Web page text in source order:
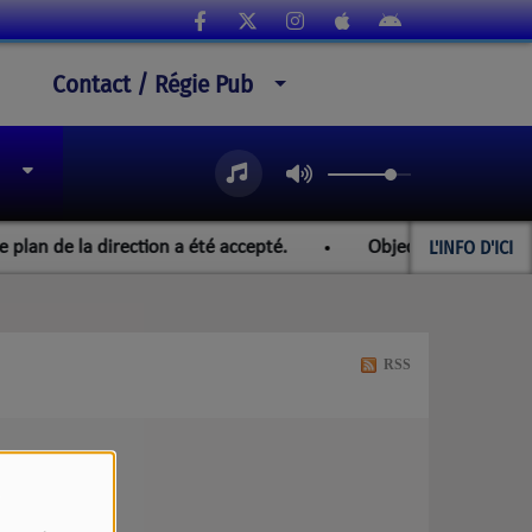
Contact / Régie Pub
L'INFO D'ICI
de la direction a été accepté. Objectif Paraguay et
RSS